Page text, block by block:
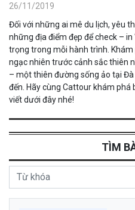
26/11/2019
Đối với những ai mê du lịch, yêu
những địa điểm đẹp để check – in
trọng trong mỗi hành trình. Khám
ngạc nhiên trước cảnh sắc thiên
– một thiên đường sống ảo tại
đến. Hãy cùng Cattour khám phá
viết dưới đây nhé!
TÌM